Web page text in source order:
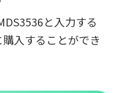
と入力する
入することができ